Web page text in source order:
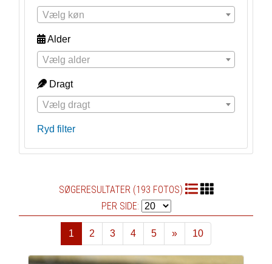
Vælg køn
Alder
Vælg alder
Dragt
Vælg dragt
Ryd filter
SØGERESULTATER (193 FOTOS)
PER SIDE:
1 2 3 4 5
»
Næste
10